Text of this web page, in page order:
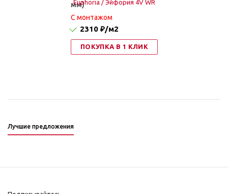
мм)
C монтажом
2310 ₽/м2
ПОКУПКА В 1 КЛИК
Лучшие предложения